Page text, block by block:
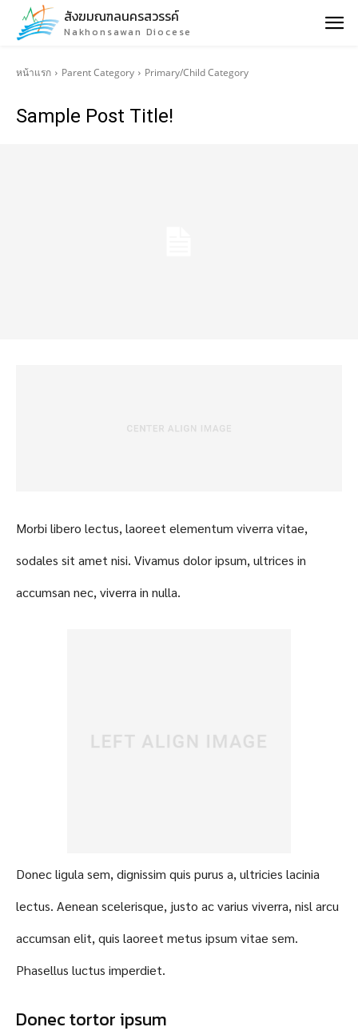
สังฆมณฑลนครสวรรค์
Nakhonsawan Diocese
หน้าแรก Parent Category Primary/Child Category
Sample Post Title!
Morbi libero lectus, laoreet elementum viverra vitae,
sodales sit amet nisi. Vivamus dolor ipsum, ultrices in
accumsan nec, viverra in nulla.
Donec ligula sem, dignissim quis purus a, ultricies lacinia
lectus. Aenean scelerisque, justo ac varius viverra, nisl arcu
accumsan elit, quis laoreet metus ipsum vitae sem.
Phasellus luctus imperdiet.
Donec tortor ipsum